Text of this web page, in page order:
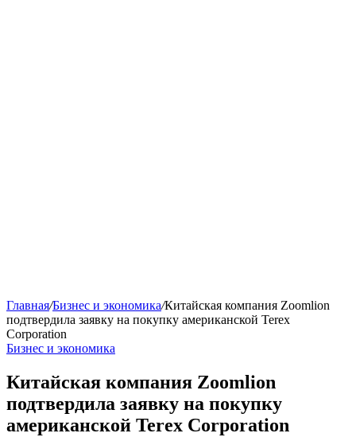
Главная/Бизнес и экономика/Китайская компания Zoomlion
подтвердила заявку на покупку американской Terex
Corporation
Бизнес и экономика
Китайская компания Zoomlion
подтвердила заявку на покупку
американской Terex Corporation